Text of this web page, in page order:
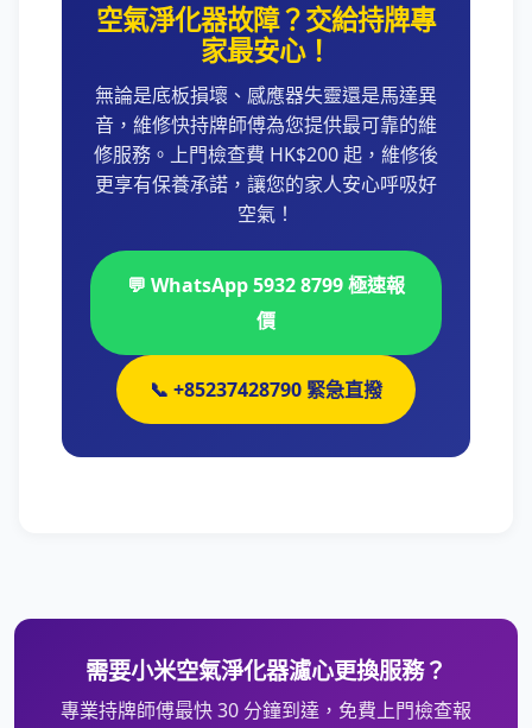
空氣淨化器故障？交給持牌專
家最安心！
無論是底板損壞、感應器失靈還是馬達異
音，維修快持牌師傅為您提供最可靠的維
修服務。上門檢查費 HK$200 起，維修後
更享有保養承諾，讓您的家人安心呼吸好
空氣！
💬 WhatsApp 5932 8799 極速報
價
📞 +85237428790 緊急直撥
需要小米空氣淨化器濾心更換服務？
專業持牌師傅最快 30 分鐘到達，免費上門檢查報